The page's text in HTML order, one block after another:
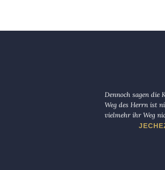
Dennoch sagen die
Weg des Herrn ist
vielmehr ihr Weg